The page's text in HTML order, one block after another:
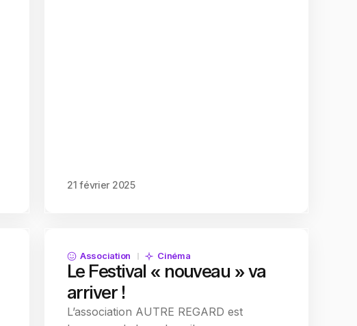
21 février 2025
Association Cinéma
Le Festival « nouveau » va
arriver !
L’association AUTRE REGARD est